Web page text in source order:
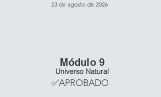
23 de agosto de 2026
Módulo 9
Universo Natural
✅APROBADO